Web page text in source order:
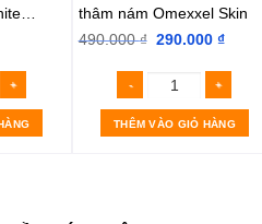
thâm nám Omexxel Skin
490.000₫ 290.000 ₫
THÊM VÀO GIỎ HÀNG